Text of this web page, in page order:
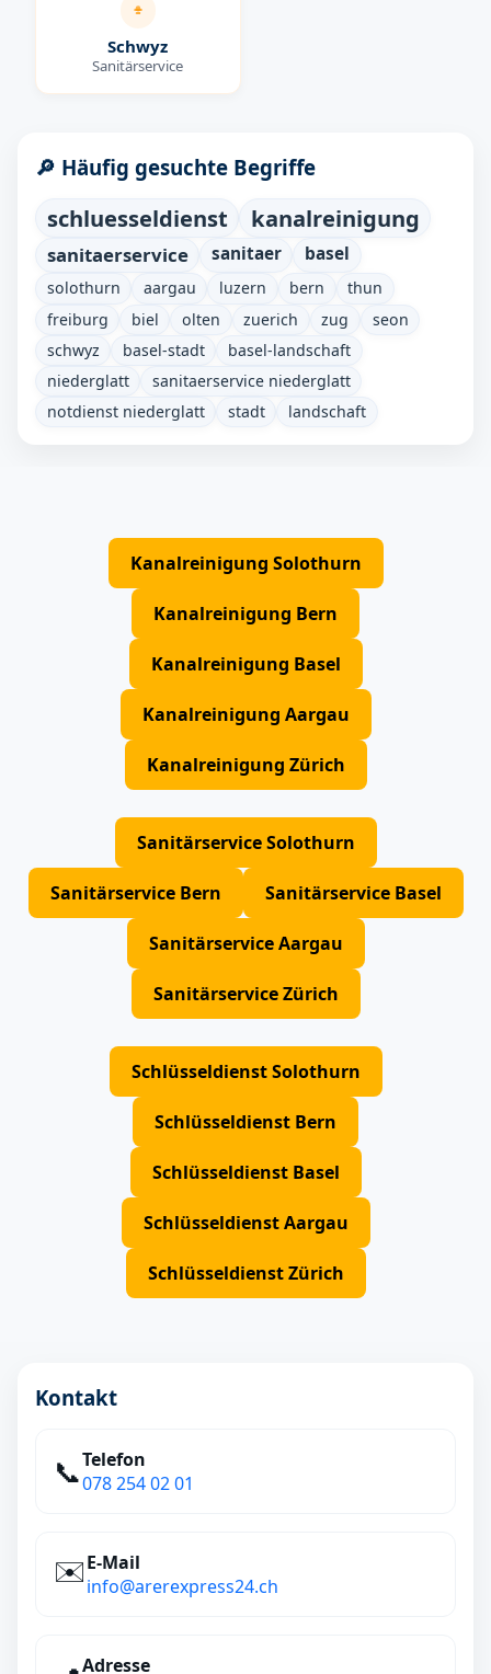
Schwyz
Sanitärservice
🔎 Häufig gesuchte Begriffe
schluesseldienst kanalreinigung
sanitaerservice sanitaer basel
solothurn aargau luzern bern
thun
freiburg
biel olten zuerich zug
seon
schwyz
basel-stadt
basel-landschaft
niederglatt
sanitaerservice niederglatt
notdienst niederglatt
stadt landschaft
Kanalreinigung Solothurn
Kanalreinigung Bern
Kanalreinigung Basel
Kanalreinigung Aargau
Kanalreinigung Zürich
Sanitärservice Solothurn
Sanitärservice Bern Sanitärservice Basel
Sanitärservice Aargau
Sanitärservice Zürich
Schlüsseldienst Solothurn
Schlüsseldienst Bern
Schlüsseldienst Basel
Schlüsseldienst Aargau
Schlüsseldienst Zürich
Kontakt
📞Telefon
078 254 02 01
✉️E‑Mail
info@arerexpress24.ch
Adresse